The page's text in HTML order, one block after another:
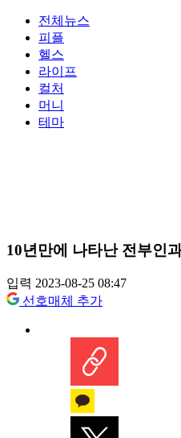
전체뉴스
피플
헬스
라이프
컬처
머니
테마
10년만에 나타난 전부인
입력 2023-08-25 08:47
선호매체 추가